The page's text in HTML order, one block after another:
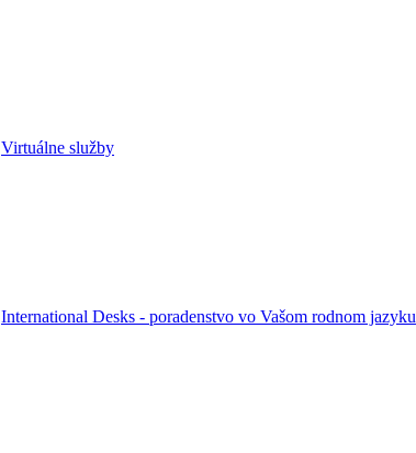
Virtuálne služby
International Desks - poradenstvo vo Vašom rodnom jazyku